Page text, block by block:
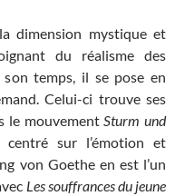
dimension mystique et
du réalisme des
son temps, il se pose en
Celui-ci trouve ses
le mouvementSturm und
sur l’émotion et
von Goethe en est l’un
Les souffrances du jeune